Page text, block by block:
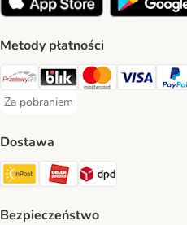
Metody płatności
Przelewy24 Payment Method
Blik Payment Method
MasterCard
Visa
Za pobraniem
Za pobraniem Payment Method
Dostawa
Paczkomat® Shipping Method
ORLEN Paczka
DPD Shipping
Bezpieczeństwo